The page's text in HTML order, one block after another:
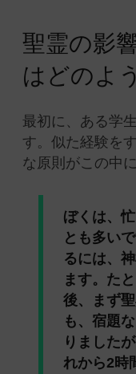
聖霊の影
はどのよ
最初に、ある学
す。似た経験を
な原則がこの中
ぼくは、
とも多い
るには、
ます。た
後、まず
も、宿題
りました
れから2時